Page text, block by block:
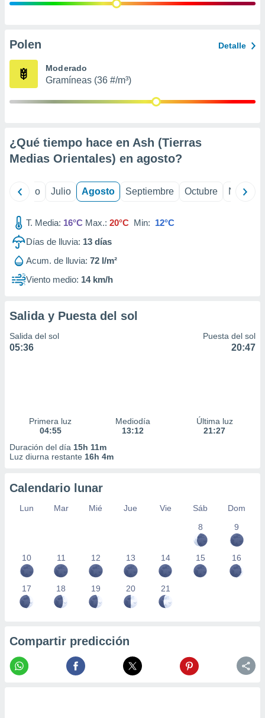
e
publicidad
Polen Detalle
Moderado
Gramíneas (36 #/m³)
¿Qué tiempo hace en Ash (Tierras
Medias Orientales) en agosto?
Junio Julio Agosto Septiembre Octubre
T. Media: 16°C Max.: 20°C Min: 12°C
Días de lluvia: 13 días
Acum. de lluvia: 72 l/m²
Viento medio: 14 km/h
Salida y Puesta del sol
Salida del sol
05:36
Puesta del sol
20:47
Primera luz
04:55
Mediodía
13:12
Última luz
21:27
Duración del día 15h 11m
Luz diurna restante 16h 4m
Calendario lunar
Lun Mar Mié Jue Vie Sáb
Dom
8
9
10 11 12 13 14 15 16
17 18 19 20 21
Compartir predicción